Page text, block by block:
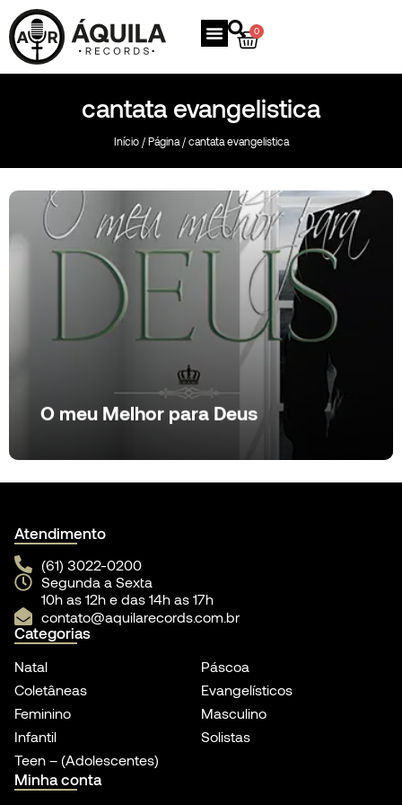
0
cantata evangelistica
Início/ Página/ cantata evangelistica
O meu Melhor para Deus
O meu Melhor para Deus
Ver produto
Atendimento
(61) 3022-0200
Segunda a Sexta
10h as 12h e das 14h as 17h
contato@aquilarecords.com.br
Categorias
Natal
Páscoa
Coletâneas
Evangelísticos
Feminino
Masculino
Infantil
Solistas
Teen – (Adolescentes)
Minha conta